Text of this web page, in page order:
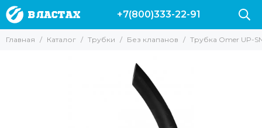
Трубки +7(800)333-22-91
Главная Каталог Трубки Без клапанов Трубка Omer UP-